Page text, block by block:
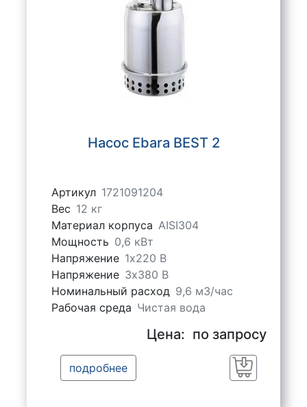
Насос Ebara BEST 2
Артикул 1721091204
Вес 12 кг
Материал корпуса AISI304
Мощность 0,6 кВт
Напряжение 1х220 В
Напряжение 3х380 В
Номинальный расход 9,6 м3/час
Рабочая среда Чистая вода
Цена: по запросу
подробнее
Заказать